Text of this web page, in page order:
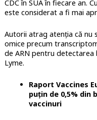
CDC în SUA în fiecare an.
este considerat a fi mai
Autorii atrag atenția că nu
omice precum
de ARN pentru detectarea
Lyme.
Raport Vaccines
puțin de 0,5% din
vaccinuri